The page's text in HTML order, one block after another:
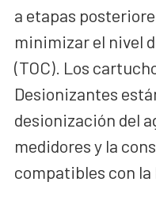
a etapas
minimizar el nivel
(TOC). Los
Desionizantes
desionización del
medidores y la
compatibles con la